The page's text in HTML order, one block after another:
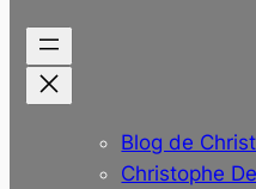
Blog de
Christophe